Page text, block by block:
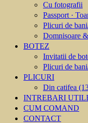
Cu fotografii
Passport ·
Plicuri de
Domnisoare
BOTEZ
Invitatii de
Plicuri de
PLICURI
Din catifea
INTREBARI
CUM COMAND
CONTACT